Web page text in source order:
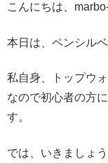
こんにちは、marbo-
本日は、ペンシル
私自身、トップウ
なので初心者の方
す。
では、いきましょう